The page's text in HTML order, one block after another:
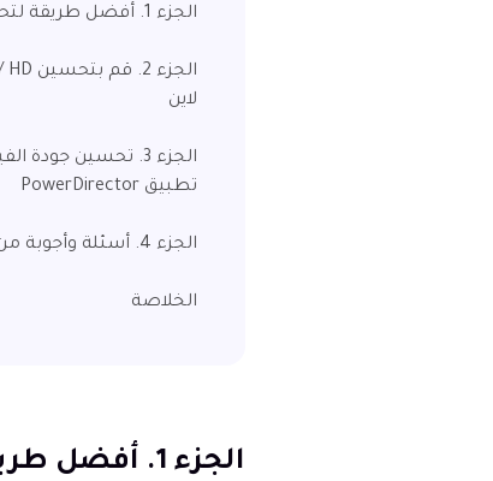
الجزء 1. أفضل طريقة لتحسين 1080P إلى 4K باستخدام برنامج توضيح الفيديو AI
لاين
تطبيق PowerDirector
الجزء 4. أسئلة وأجوبة من 1080P إلى 4K
الخلاصة